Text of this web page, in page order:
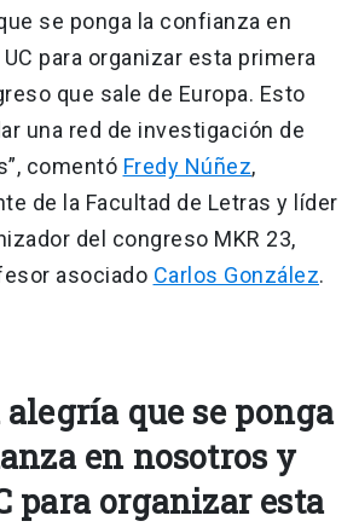
se ponga la confianza en
para organizar esta primera
que sale de Europa. Esto
una red de investigación de
comentó Fredy Núñez,
de la Facultad de Letras y líder
del congreso MKR 23,
asociado Carlos González.
alegría que se ponga
en nosotros y
para organizar esta